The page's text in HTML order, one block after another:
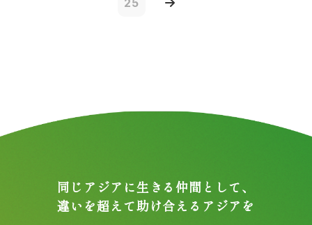
25
同じアジアに生きる仲間として、
違いを超えて助け合えるアジアを